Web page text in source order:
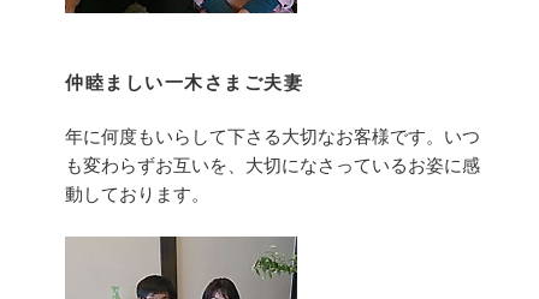
仲睦ましい一木さまご夫妻
年に何度もいらして下さる大切なお客様です。いつ
も変わらずお互いを、大切になさっているお姿に感
動しております。